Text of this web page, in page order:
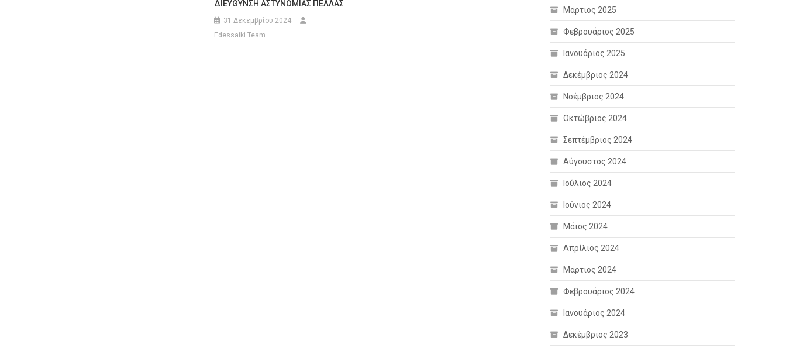
ΔΙΕΥΘΥΝΣΗ ΑΣΤΥΝΟΜΙΑΣ ΠΕΛΛΑΣ
31 Δεκεμβρίου 2024
Edessaiki Team
Μάρτιος 2025
Φεβρουάριος 2025
Ιανουάριος 2025
Δεκέμβριος 2024
Νοέμβριος 2024
Οκτώβριος 2024
Σεπτέμβριος 2024
Αύγουστος 2024
Ιούλιος 2024
Ιούνιος 2024
Μάιος 2024
Απρίλιος 2024
Μάρτιος 2024
Φεβρουάριος 2024
Ιανουάριος 2024
Δεκέμβριος 2023